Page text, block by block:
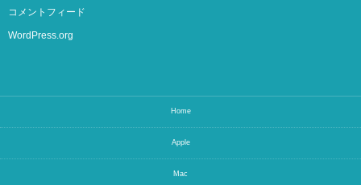
コメントフィード
WordPress.org
Home
Apple
Mac